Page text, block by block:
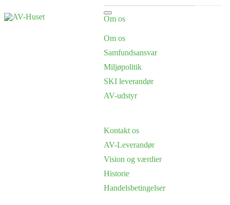
Om os
Om os
Samfundsansvar
Miljøpolitik
SKI leverandør
AV-udstyr
Kontakt os
AV-Leverandør
Vision og værdier
Historie
Handelsbetingelser